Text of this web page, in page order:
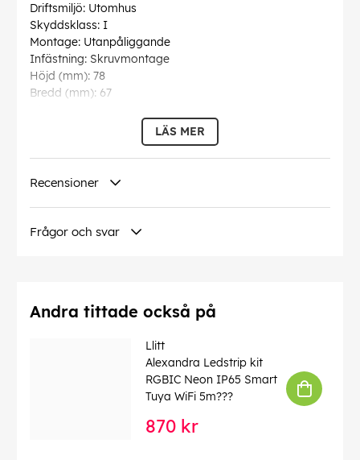
Driftsmiljö: Utomhus
Skyddsklass: I
Montage: Utanpåliggande
Infästning: Skruvmontage
Höjd (mm): 78
Bredd (mm): 67
Färg och material
Färg: Antracit
LÄS MER
Recensioner
Frågor och svar
Andra tittade också på
Llitt
Alexandra Ledstrip kit
RGBIC Neon IP65 Smart
Tuya WiFi 5m???
870 kr